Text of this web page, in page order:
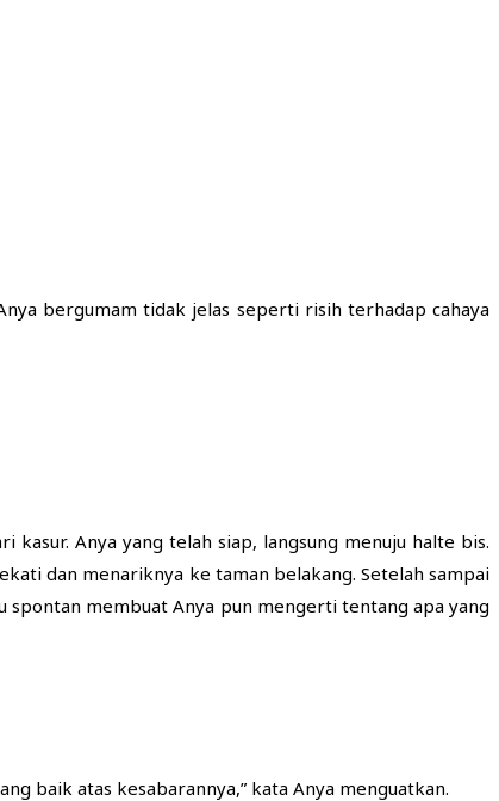
bergumam tidak jelas seperti risih terhadap cahaya
Anya yang telah siap, langsung menuju halte bis.
dan menariknya ke taman belakang. Setelah sampai
spontan membuat Anya pun mengerti tentang apa yang
baik atas kesabarannya,” kata Anya menguatkan.